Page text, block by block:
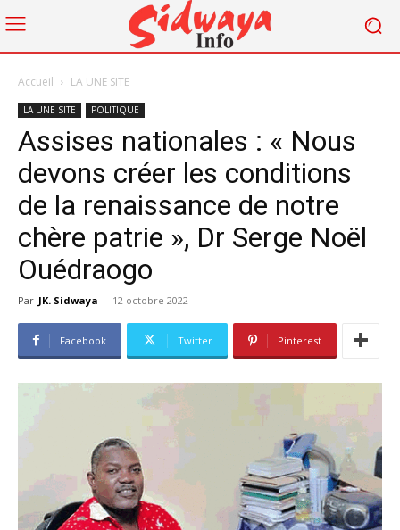
Accueil LA UNE SITE
LA UNE SITE POLITIQUE
Assises nationales : « Nous
devons créer les conditions
de la renaissance de notre
chère patrie », Dr Serge Noël
Ouédraogo
Par JK. Sidwaya - 12 octobre 2022
Facebook Twitter Pinterest